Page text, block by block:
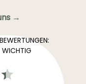
→
WICHTIG